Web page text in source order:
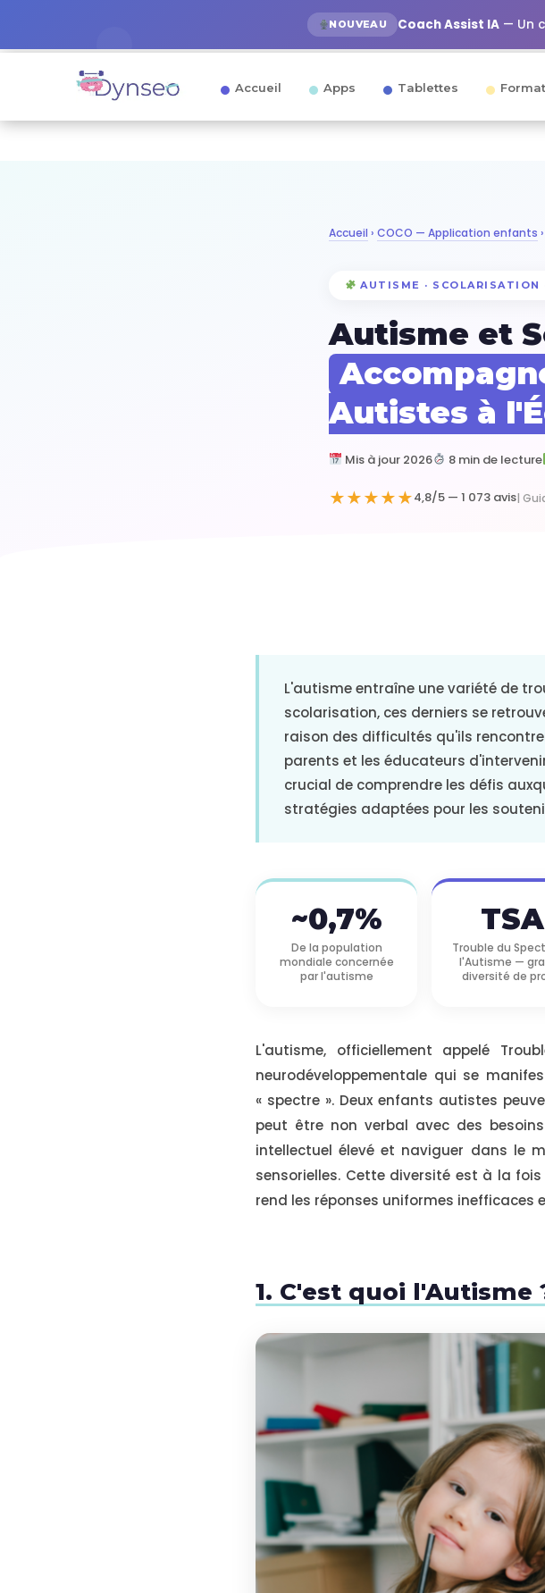
NOUVEAU Coach Assist IA — Un
Accueil Apps Tablettes
Accueil › COCO — Application enfants
AUTISME · SCOLARISATION
Autisme et
Autistes à
Mis à jour 2026 8 min de lecture
★★★★★4,8/5 — 1 073 avis|
L'autisme entraîne une variété de
scolarisation, ces derniers se
raison des difficultés qu'ils
parents et les éducateurs
crucial de comprendre les défis
stratégies adaptées pour les
~0,7%
De la population
mondiale concernée
par l'autisme
TSA
Trouble du
l'Autisme —
diversité de
L'autisme, officiellement appelé
neurodéveloppementale qui se
« spectre ». Deux enfants autistes
peut être non verbal avec des
intellectuel élevé et naviguer dans le
sensorielles. Cette diversité est à la
rend les réponses uniformes inefficaces
1. C'est quoi l'Autisme